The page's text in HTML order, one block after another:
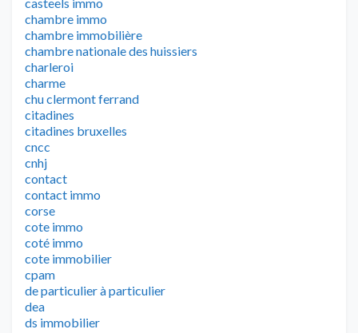
chambre immo
chambre immobilière
chambre nationale des huissiers
charleroi
charme
chu clermont ferrand
citadines
citadines bruxelles
cncc
cnhj
contact
contact immo
corse
cote immo
coté immo
cote immobilier
cpam
de particulier à particulier
dea
ds immobilier